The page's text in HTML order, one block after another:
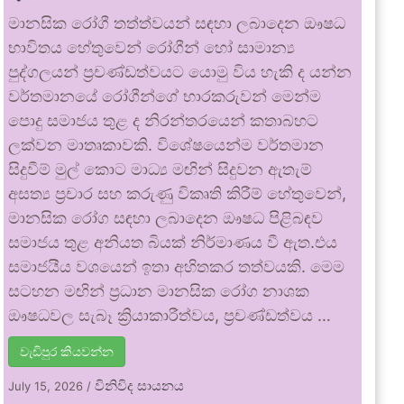
මානසික රෝගී තත්ත්වයන් සඳහා ලබාදෙන ඖෂධ
භාවිතය හේතුවෙන් රෝගීන් හෝ සාමාන්‍ය
පුද්ගලයන් ප්‍රචණ්ඩත්වයට යොමු විය හැකි ද යන්න
වර්තමානයේ රෝගීන්ගේ භාරකරුවන් මෙන්ම
පොදු සමාජය තුළ ද නිරන්තරයෙන් කතාබහට
ලක්වන මාතෘකාවකි. විශේෂයෙන්ම වර්තමාන
සිදුවීම් මුල් කොට මාධ්‍ය මඟින් සිදුවන ඇතැම්
අසත්‍ය ප්‍රචාර සහ කරුණු විකෘති කිරීම් හේතුවෙන්,
මානසික රෝග සඳහා ලබාදෙන ඖෂධ පිළිබඳව
සමාජය තුළ අනියත බියක් නිර්මාණය වී ඇත.එය
සමාජයීය වශයෙන් ඉතා අහිතකර තත්වයකි. මෙම
සටහන මඟින් ප්‍රධාන මානසික රෝග නාශක
ඖෂධවල සැබෑ ක්‍රියාකාරීත්වය, ප්‍රචණ්ඩත්වය …
වැඩිපුර කියවන්න
July 15, 2026 /විනිවිද සායනය